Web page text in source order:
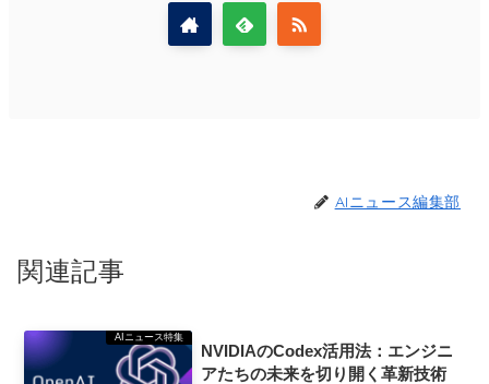
AIニュース編集部
関連記事
AIニュース特集
NVIDIAのCodex活用法：エンジニ
アたちの未来を切り開く革新技術